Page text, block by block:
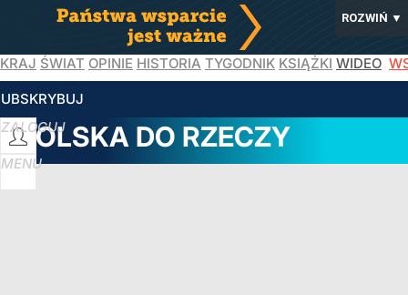
ROZWIŃ ▼
KRAJ ŚWIAT OPINIE HISTORIA TYGODNIK KSIĄŻKI WIDEO
ZALOGUJ
MENU
POLSKA DO RZECZY